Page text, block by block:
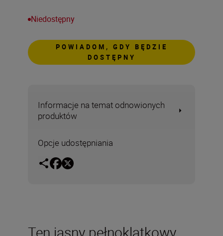
Niedostępny
POWIADOM, GDY BĘDZIE
DOSTĘPNY
Informacje na temat odnowionych
produktów
Opcje udostępniania
Ten jasny pełnoklatkowy